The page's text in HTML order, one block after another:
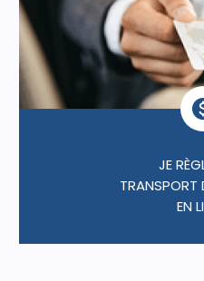
JE
TRANSPORT
EN